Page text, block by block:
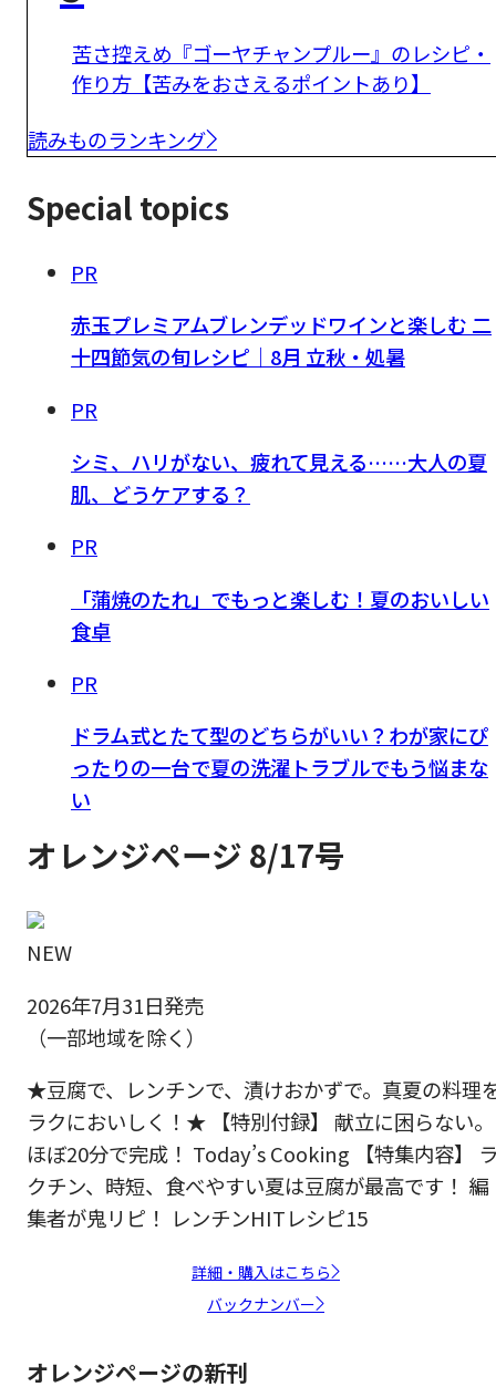
苦さ控えめ『ゴーヤチャンプルー』のレシピ・
作り方【苦みをおさえるポイントあり】
読みものランキング
Special topics
PR
赤玉プレミアムブレンデッドワインと楽しむ 二
十四節気の旬レシピ｜8月 立秋・処暑
PR
シミ、ハリがない、疲れて見える……大人の夏
肌、どうケアする？
PR
「蒲焼のたれ」でもっと楽しむ！夏のおいしい
食卓
PR
ドラム式とたて型のどちらがいい？わが家にぴ
ったりの一台で夏の洗濯トラブルでもう悩まな
い
オレンジページ 8/17号
NEW
2026年7月31日発売
（一部地域を除く）
★豆腐で、レンチンで、漬けおかずで。真夏の料理
ラクにおいしく！★ 【特別付録】 献立に困らない。
ほぼ20分で完成！ Today’s Cooking 【特集内容】
クチン、時短、食べやすい夏は豆腐が最高です！ 編
集者が鬼リピ！ レンチンHITレシピ15
詳細・購入はこちら
バックナンバー
オレンジページの新刊